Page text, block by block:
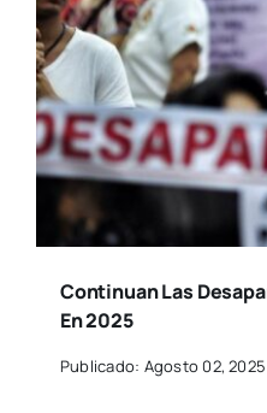
Continuan Las
En 2025
Publicado: Agosto 02, 2025